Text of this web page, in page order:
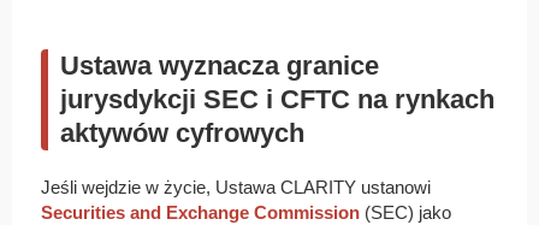
Ustawa wyznacza granice
jurysdykcji SEC i CFTC na rynkach
aktywów cyfrowych
Jeśli wejdzie w życie, Ustawa CLARITY ustanowi
Securities and Exchange Commission (SEC) jako